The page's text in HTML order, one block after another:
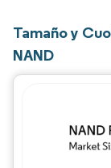
Tamaño y
NAND